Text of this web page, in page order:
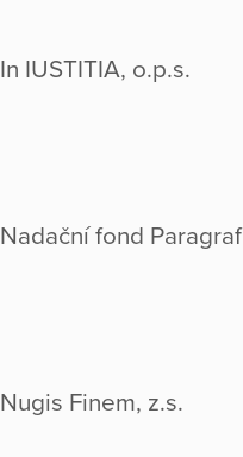
In IUSTITIA, o.p.s.
Nadační fond Paragraf
Nugis Finem, z.s.